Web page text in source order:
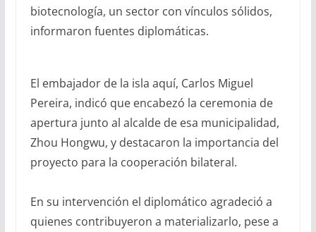
biotecnología, un sector con vínculos sólidos,
informaron fuentes diplomáticas.
El embajador de la isla aquí, Carlos Miguel
Pereira, indicó que encabezó la ceremonia de
apertura junto al alcalde de esa municipalidad,
Zhou Hongwu, y destacaron la importancia del
proyecto para la cooperación bilateral.
En su intervención el diplomático agradeció a
quienes contribuyeron a materializarlo, pese a